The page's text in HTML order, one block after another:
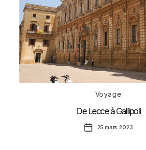
Catégories
Voyage
De Lecce à Gallipoli
Date
de
25 mars 2023